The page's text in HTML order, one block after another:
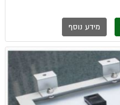
מידע נוסף